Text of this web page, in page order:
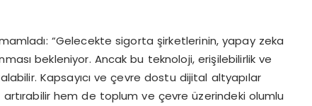
“Gelecekte sigorta şirketlerinin, yapay zeka
bekleniyor. Ancak bu teknoloji, erişilebilirlik ve
Kapsayıcı ve çevre dostu dijital altyapılar
hem de toplum ve çevre üzerindeki olumlu